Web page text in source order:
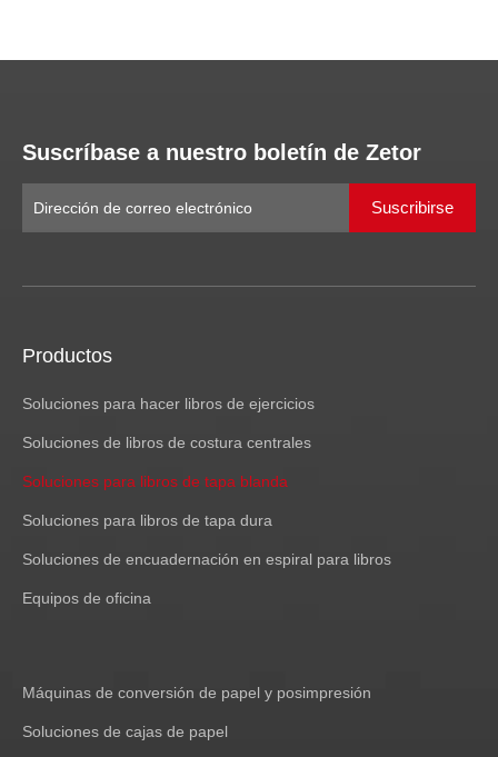
Preguntar
4 ... »
Suscríbase a nuestro boletín de Zetor
Suscribirse
Productos
Soluciones para hacer libros de ejercicios
Soluciones de libros de costura centrales
Soluciones para libros de tapa blanda
Soluciones para libros de tapa dura
Soluciones de encuadernación en espiral para libros
Equipos de oficina
Máquinas de conversión de papel y posimpresión
Soluciones de cajas de papel